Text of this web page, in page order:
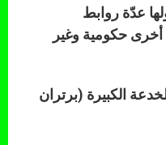
عدّة روابط
أخرى حكومية وغير
الكبيرة (برتران